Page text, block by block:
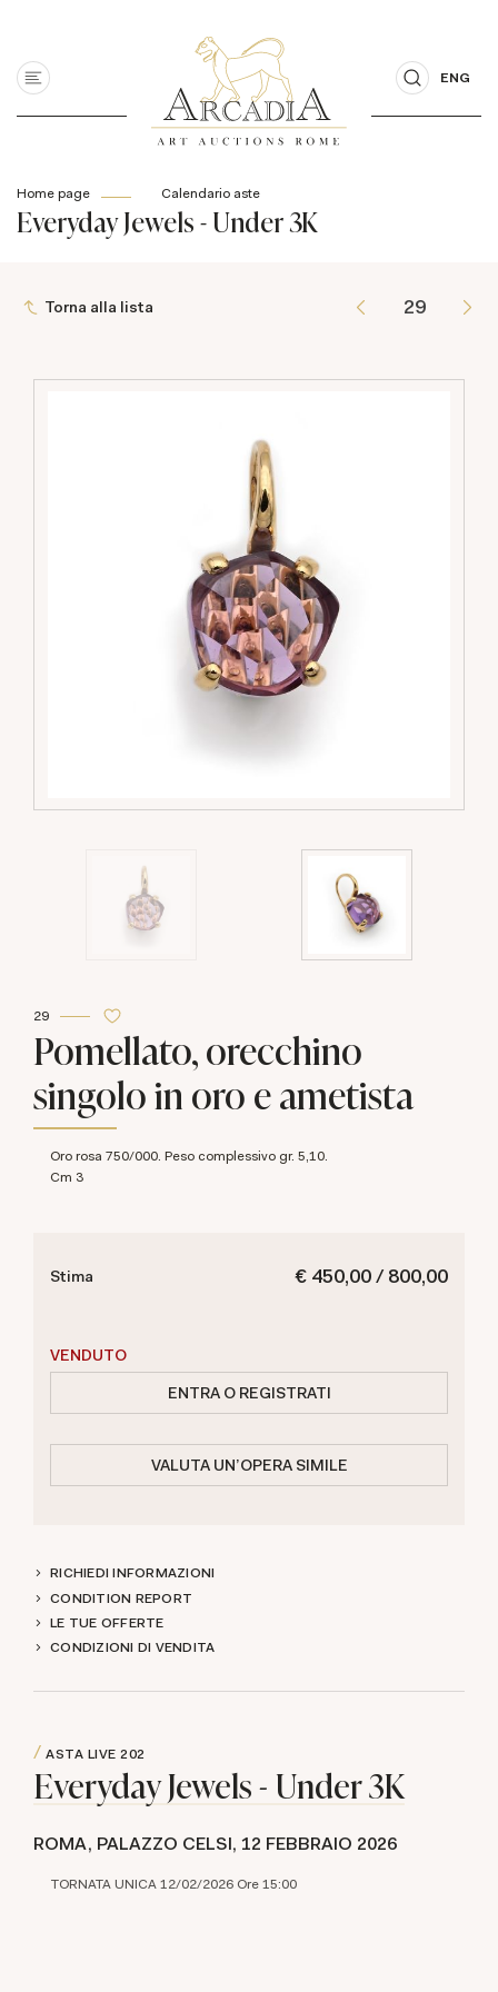
ENG
Home page Calendario aste
Everyday Jewels - Under 3K
Torna alla lista
29
Pomellato, orecchino
singolo in oro e ametista
Oro rosa 750/000. Peso complessivo gr. 5,10.
cm 3
€ 450,00 / 800,00
Stima
VENDUTO
ENTRA O REGISTRATI
VALUTA UN'OPERA SIMILE
RICHIEDI INFORMAZIONI
CONDITION REPORT
LE TUE OFFERTE
CONDIZIONI DI VENDITA
ASTA LIVE 202
Everyday Jewels - Under 3K
ROMA, PALAZZO CELSI, 12 FEBBRAIO 2026
TORNATA UNICA 12/02/2026 Ore 15:00